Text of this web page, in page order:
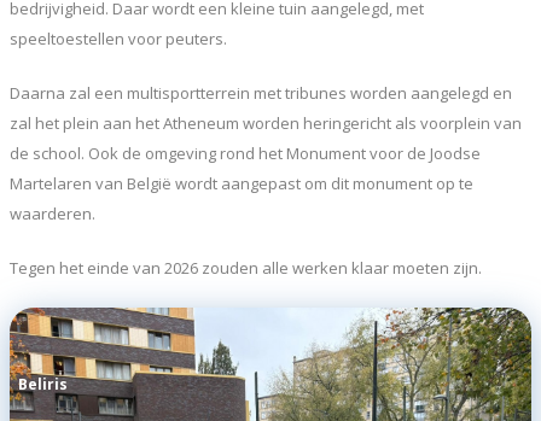
bedrijvigheid. Daar wordt een kleine tuin aangelegd, met
speeltoestellen voor peuters.
Daarna zal een multisportterrein met tribunes worden aangelegd en
zal het plein aan het Atheneum worden heringericht als voorplein van
de school. Ook de omgeving rond het Monument voor de Joodse
Martelaren van België wordt aangepast om dit monument op te
waarderen.
Tegen het einde van 2026 zouden alle werken klaar moeten zijn.
Beliris